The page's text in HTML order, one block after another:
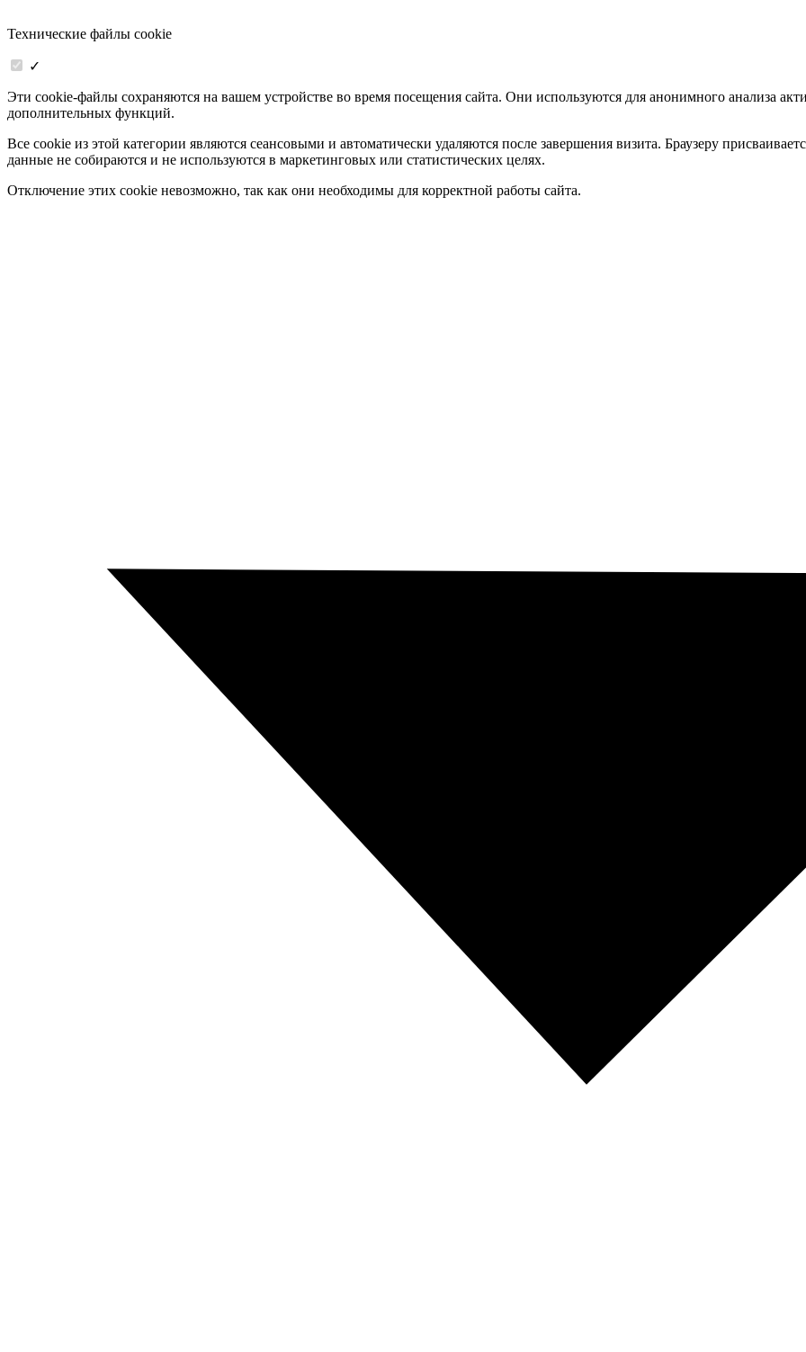
Технические файлы cookie
✓
Эти cookie-файлы сохраняются на вашем устройстве во время посещения сайта. Они используются для анонимного анализа
дополнительных функций.
Все cookie из этой категории являются сеансовыми и автоматически удаляются после завершения визита. Браузеру
данные не собираются и не используются в маркетинговых или статистических целях.
Отключение этих cookie невозможно, так как они необходимы для корректной работы сайта.